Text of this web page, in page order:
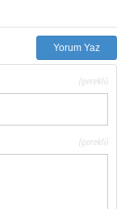
Yorum Yaz
(gerekli)
(gerekli)